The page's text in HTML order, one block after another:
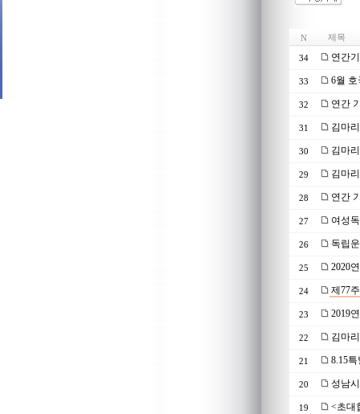
N 제목
34 연간
33 6월
32 연간
31 김마
30 김마
29 김마
28 연간
27 여성
26 독립
25 2020
24 제77
23 2019
22 김마
21 8.15
20 성남
19 <초대